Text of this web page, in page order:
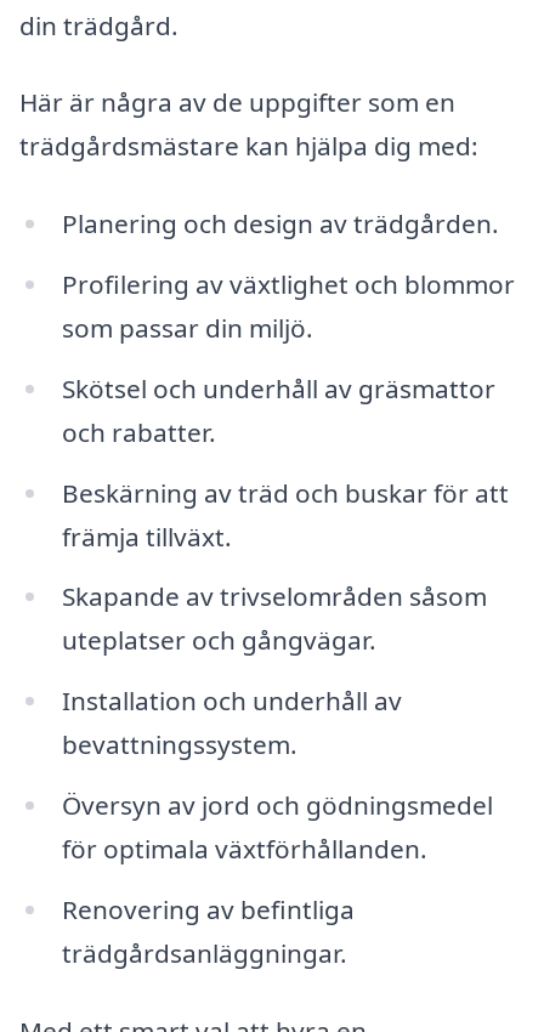
din trädgård.
Här är några av de uppgifter som en
trädgårdsmästare kan hjälpa dig med:
Planering och design av trädgården.
Profilering av växtlighet och blommor
som passar din miljö.
Skötsel och underhåll av gräsmattor
och rabatter.
Beskärning av träd och buskar för att
främja tillväxt.
Skapande av trivselområden såsom
uteplatser och gångvägar.
Installation och underhåll av
bevattningssystem.
Översyn av jord och gödningsmedel
för optimala växtförhållanden.
Renovering av befintliga
trädgårdsanläggningar.